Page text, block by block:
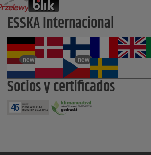
ESSKA Internacional
new new
Socios y certificados